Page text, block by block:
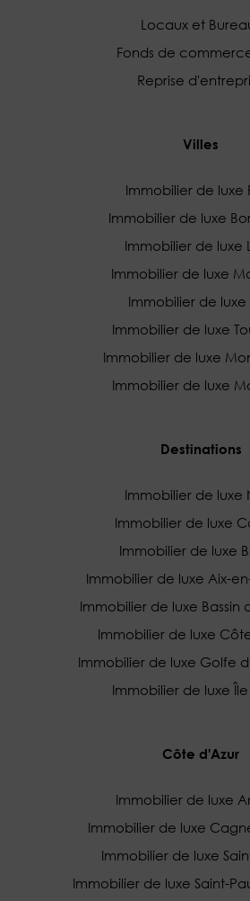
Locaux et
Fonds de
Reprise
Villes
Immobilier de luxe
Immobilier de luxe
Immobilier de luxe
Immobilier de luxe
Immobilier de luxe
Immobilier de luxe
Immobilier de luxe
Immobilier de luxe
Destinations
Immobilier de luxe
Immobilier de luxe
Immobilier de luxe
Immobilier de luxe Aix-
Immobilier de luxe Bassin
Immobilier de luxe
Immobilier de luxe Golfe
Immobilier de luxe
Côte d'Azur
Immobilier de luxe
Immobilier de luxe
Immobilier de luxe
Immobilier de luxe Saint-